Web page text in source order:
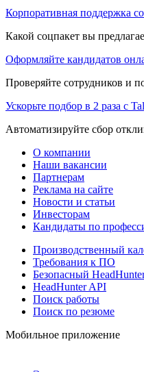
Корпоративная поддержка
Какой соцпакет вы
Оформляйте кандидатов
Проверяйте сотрудников и
Ускорьте подбор в 2 раза с
Автоматизируйте сбор
О компании
Наши вакансии
Партнерам
Реклама на сайте
Новости и статьи
Инвесторам
Кандидаты по
Производственный
Требования к ПО
Безопасный
HeadHunter API
Поиск работы
Поиск по резюме
Мобильное приложение